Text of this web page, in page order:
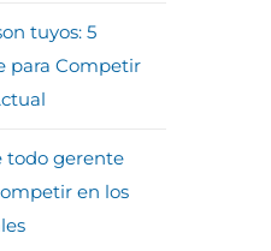
tuyos: 5
para Competir
todo gerente
en los